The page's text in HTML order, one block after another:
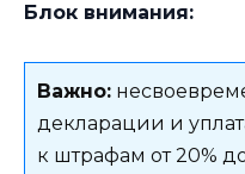
Блок внимания:
Важно:
декларации и
к штрафам от 20%